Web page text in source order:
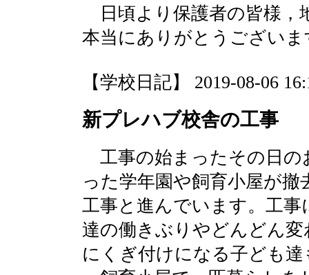
日頃より保護者の皆様，
本当にありがとうございま
【学校日記】 2019-08-06
新プレハブ校舎の工事
工事の始まったその日の
った学年園や飼育小屋が
工事と進んでいます。工
達の働きぶりやどんどん
にくぎ付けになる子ども